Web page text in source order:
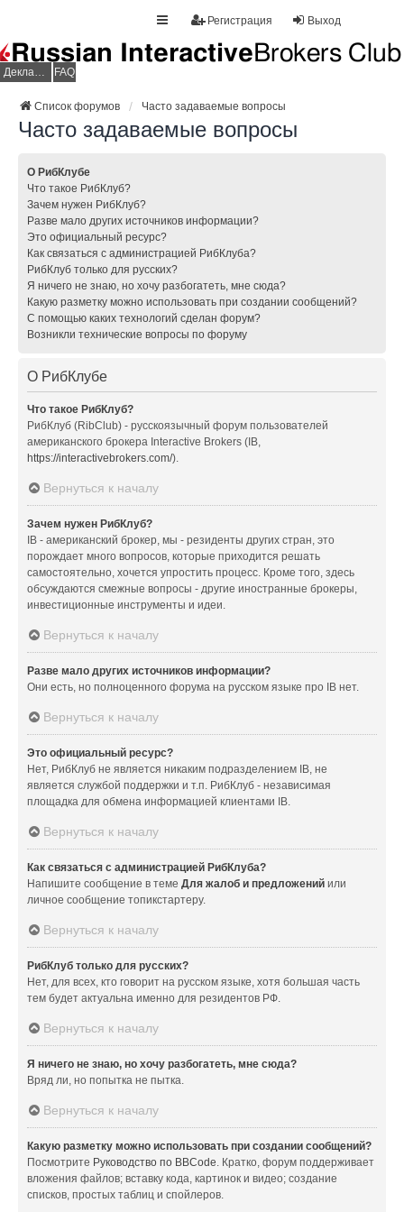
Выход
Регистрация
Декларация НДФЛ FAQ
Список форумов Часто задаваемые вопросы
Часто задаваемые вопросы
О РибКлубе
Что такое РибКлуб?
Зачем нужен РибКлуб?
Разве мало других источников информации?
Это официальный ресурс?
Как связаться с администрацией РибКлуба?
РибКлуб только для русских?
Я ничего не знаю, но хочу разбогатеть, мне сюда?
Какую разметку можно использовать при создании сообщений?
С помощью каких технологий сделан форум?
Возникли технические вопросы по форуму
О РибКлубе
Что такое РибКлуб?
РибКлуб (RibClub) - русскоязычный форум пользователей
американского брокера Interactive Brokers (IB,
https://interactivebrokers.com/).
Вернуться к началу
Зачем нужен РибКлуб?
IB - американский брокер, мы - резиденты других стран, это
порождает много вопросов, которые приходится решать
самостоятельно, хочется упростить процесс. Кроме того, здесь
обсуждаются смежные вопросы - другие иностранные брокеры,
инвестиционные инструменты и идеи.
Вернуться к началу
Разве мало других источников информации?
Они есть, но полноценного форума на русском языке про IB нет.
Вернуться к началу
Это официальный ресурс?
Нет, РибКлуб не является никаким подразделением IB, не
является службой поддержки и т.п. РибКлуб - независимая
площадка для обмена информацией клиентами IB.
Вернуться к началу
Как связаться с администрацией РибКлуба?
Напишите сообщение в теме Для жалоб и предложений или
личное сообщение топикстартеру.
Вернуться к началу
РибКлуб только для русских?
Нет, для всех, кто говорит на русском языке, хотя большая часть
тем будет актуальна именно для резидентов РФ.
Вернуться к началу
Я ничего не знаю, но хочу разбогатеть, мне сюда?
Вряд ли, но попытка не пытка.
Вернуться к началу
Какую разметку можно использовать при создании сообщений?
Посмотрите Руководство по BBCode. Кратко, форум поддерживает
вложения файлов; вставку кода, картинок и видео; создание
списков, простых таблиц и спойлеров.